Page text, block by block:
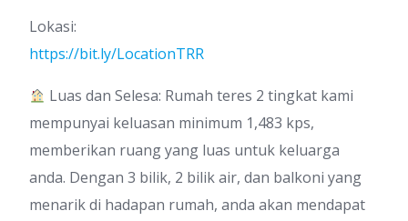
Lokasi:
https://bit.ly/LocationTRR
Luas dan Selesa: Rumah teres 2 tingkat kami
mempunyai keluasan minimum 1,483 kps,
memberikan ruang yang luas untuk keluarga
anda. Dengan 3 bilik, 2 bilik air, dan balkoni yang
menarik di hadapan rumah, anda akan mendapat